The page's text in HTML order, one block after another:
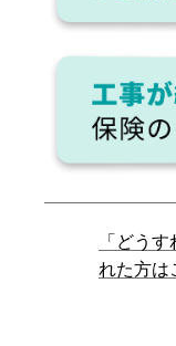
「どう
れた方は